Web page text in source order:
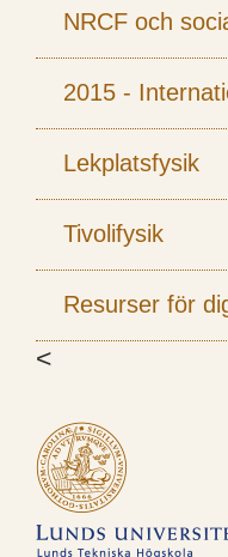
NRCF och
2015 -
Lekplatsfysik
Tivolifysik
Resurser för
<